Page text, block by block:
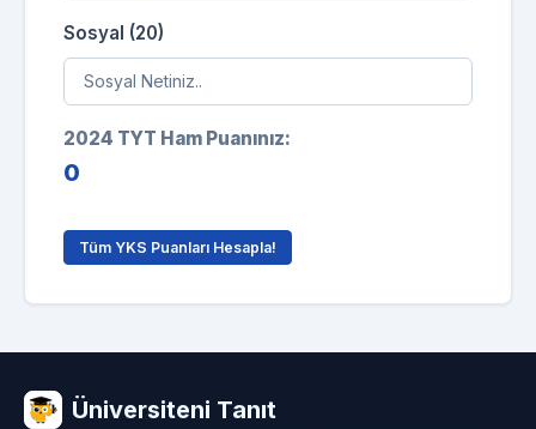
Sosyal (20)
2024 TYT Ham Puanınız:
0
Tüm YKS Puanları Hesapla!
Üniversiteni Tanıt